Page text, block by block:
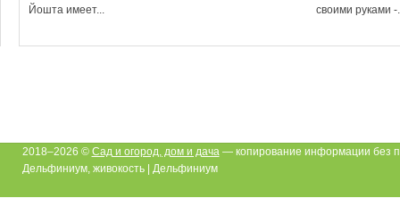
Йошта имеет...
своими руками -
2018–2026 © Сад и огород, дом и дача— копирование информации без
Дельфиниум, живокость | Дельфиниум